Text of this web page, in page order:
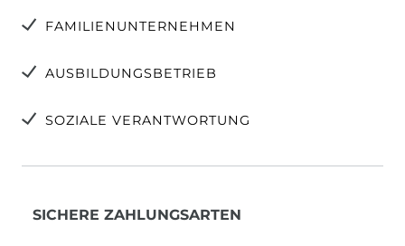
FAMILIENUNTERNEHMEN
AUSBILDUNGSBETRIEB
SOZIALE VERANTWORTUNG
SICHERE ZAHLUNGSARTEN